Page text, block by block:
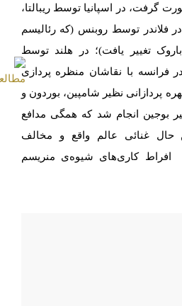
گرفت، در اسپانیا توسط ریبالتا،
در فلاندر توسط روبنس (که رئالیسم
تغییر یافت)؛ در هلند توسط
فرانسه با نقاشان منظره­ پردازی
پردازانی نظیر شامپین، بوردون و
بوجین انجام شد که همگی مدافع
حال غنائی عالم واقع و مخالف
افراط کاری­‌های شیوه­‌ی منریسم